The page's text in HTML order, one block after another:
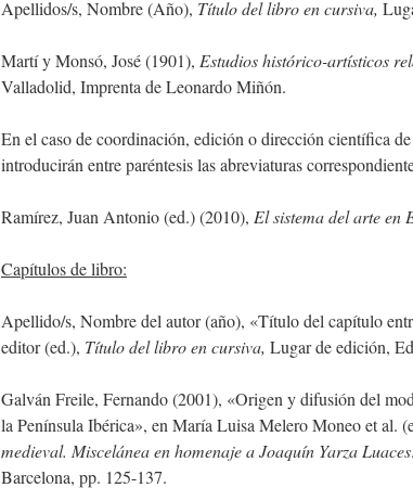
Apellidos/s, Nombre (Año), Título del libro en cursiva,
Martí y Monsó, José (1901), Estudios histórico-artísticos
Valladolid, Imprenta de Leonardo Miñón.
En el caso de coordinación, edición o dirección científica
introducirán entre paréntesis las abreviaturas
Ramírez, Juan Antonio (ed.) (2010), El sistema del arte en
Capítulos de libro:
Apellido/s, Nombre del autor (año), «Título del capítulo
editor (ed.), Título del libro en cursiva, Lugar de edición,
Galván Freile, Fernando (2001), «Origen y difusión del
la Península Ibérica», en María Luisa Melero Moneo et al.
medieval. Miscelánea en homenaje a Joaquín Yarza Luaces
Barcelona, pp. 125-137.